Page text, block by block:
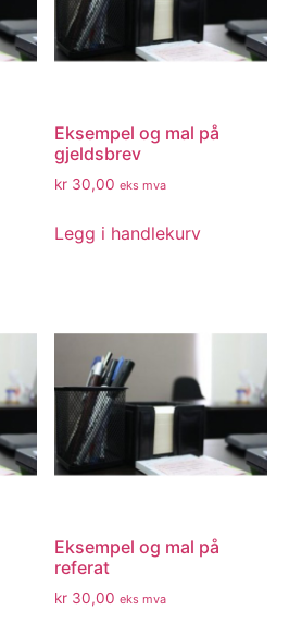
Eksempel og mal på
gjeldsbrev
kr 30,00 eks mva
Legg i handlekurv
Eksempel og mal på
referat
kr 30,00 eks mva